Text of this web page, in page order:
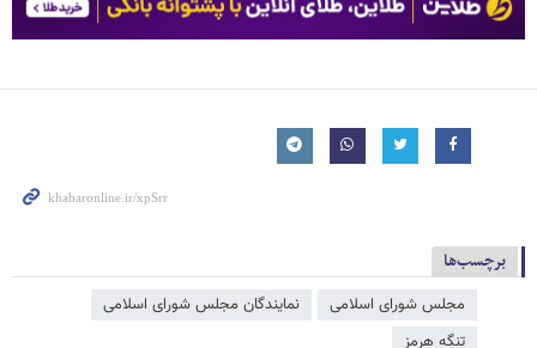
برچسب‌ها
مجلس شورای اسلامی
نمایندگان مجلس شورای اسلامی
تنگه هرمز